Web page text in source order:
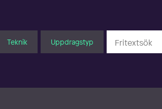
Teknik Uppdragstyp